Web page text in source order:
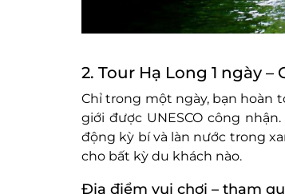
2. Tour Hạ Long 1 ngày
Chỉ trong một ngày, bạn hoàn
giới được UNESCO công
động kỳ bí và làn nước trong
cho bất kỳ du khách nào.
Địa điểm vui chơi – tham